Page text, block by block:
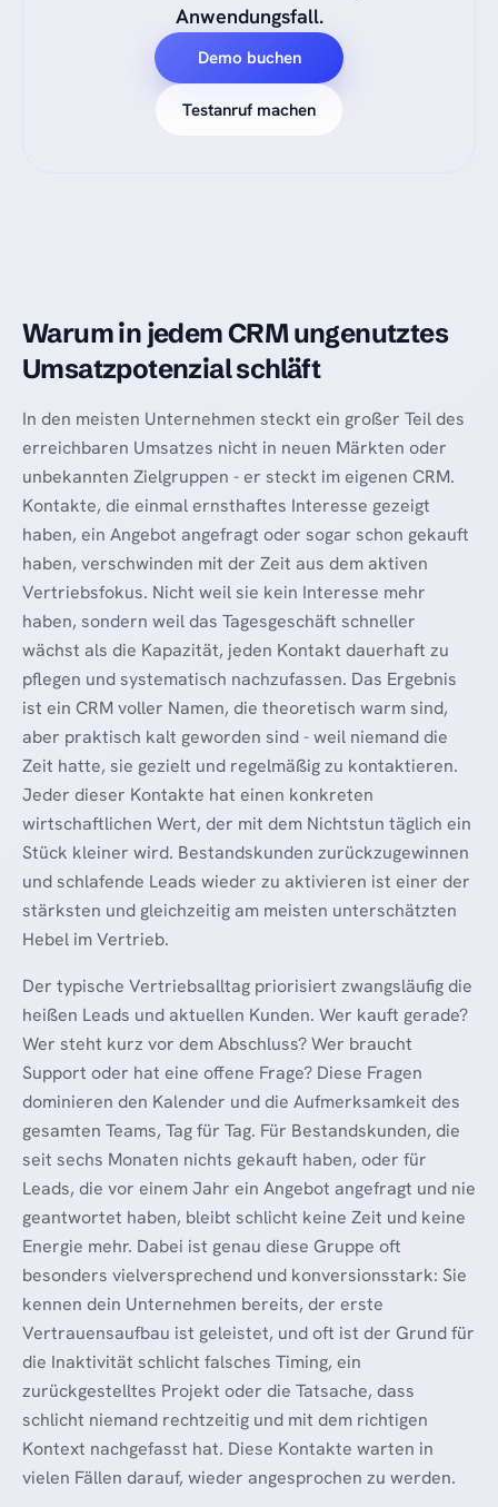
Anwendungsfall.
Demo buchen
Testanruf machen
Warum in jedem CRM ungenutztes
Umsatzpotenzial schläft
In den meisten Unternehmen steckt ein großer Teil des
erreichbaren Umsatzes nicht in neuen Märkten oder
unbekannten Zielgruppen - er steckt im eigenen CRM.
Kontakte, die einmal ernsthaftes Interesse gezeigt
haben, ein Angebot angefragt oder sogar schon gekauft
haben, verschwinden mit der Zeit aus dem aktiven
Vertriebsfokus. Nicht weil sie kein Interesse mehr
haben, sondern weil das Tagesgeschäft schneller
wächst als die Kapazität, jeden Kontakt dauerhaft zu
pflegen und systematisch nachzufassen. Das Ergebnis
ist ein CRM voller Namen, die theoretisch warm sind,
aber praktisch kalt geworden sind - weil niemand die
Zeit hatte, sie gezielt und regelmäßig zu kontaktieren.
Jeder dieser Kontakte hat einen konkreten
wirtschaftlichen Wert, der mit dem Nichtstun täglich ein
Stück kleiner wird. Bestandskunden zurückzugewinnen
und schlafende Leads wieder zu aktivieren ist einer der
stärksten und gleichzeitig am meisten unterschätzten
Hebel im Vertrieb.
Der typische Vertriebsalltag priorisiert zwangsläufig die
heißen Leads und aktuellen Kunden. Wer kauft gerade?
Wer steht kurz vor dem Abschluss? Wer braucht
Support oder hat eine offene Frage? Diese Fragen
dominieren den Kalender und die Aufmerksamkeit des
gesamten Teams, Tag für Tag. Für Bestandskunden, die
seit sechs Monaten nichts gekauft haben, oder für
Leads, die vor einem Jahr ein Angebot angefragt und nie
geantwortet haben, bleibt schlicht keine Zeit und keine
Energie mehr. Dabei ist genau diese Gruppe oft
besonders vielversprechend und konversionsstark: Sie
kennen dein Unternehmen bereits, der erste
Vertrauensaufbau ist geleistet, und oft ist der Grund für
die Inaktivität schlicht falsches Timing, ein
zurückgestelltes Projekt oder die Tatsache, dass
schlicht niemand rechtzeitig und mit dem richtigen
Kontext nachgefasst hat. Diese Kontakte warten in
vielen Fällen darauf, wieder angesprochen zu werden.